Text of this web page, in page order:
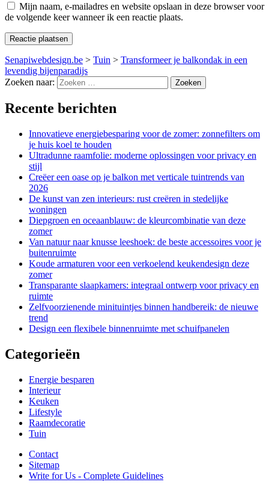
Mijn naam, e-mailadres en website opslaan in deze browser voor
de volgende keer wanneer ik een reactie plaats.
Senapiwebdesign.be > Tuin > Transformeer je balkondak in een
levendig bijenparadijs
Zoeken naar:
Recente berichten
Innovatieve energiebesparing voor de zomer: zonnefilters om
je huis koel te houden
Ultradunne raamfolie: moderne oplossingen voor privacy en
stijl
Creëer een oase op je balkon met verticale tuintrends van
2026
De kunst van zen interieurs: rust creëren in stedelijke
woningen
Diepgroen en oceaanblauw: de kleurcombinatie van deze
zomer
Van natuur naar knusse leeshoek: de beste accessoires voor je
buitenruimte
Koude armaturen voor een verkoelend keukendesign deze
zomer
Transparante slaapkamers: integraal ontwerp voor privacy en
ruimte
Zelfvoorzienende minituintjes binnen handbereik: de nieuwe
trend
Design een flexibele binnenruimte met schuifpanelen
Categorieën
Energie besparen
Interieur
Keuken
Lifestyle
Raamdecoratie
Tuin
Contact
Sitemap
Write for Us - Complete Guidelines